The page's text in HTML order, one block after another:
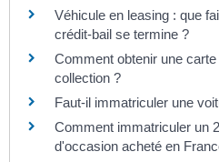
Véhicule en leasing : que
crédit-bail se termine ?
Comment obtenir une
collection ?
Faut-il immatriculer une
Comment immatriculer un
d'occasion acheté en